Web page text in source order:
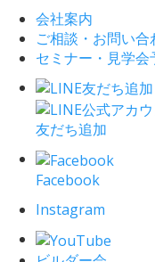
会社案内
ご相談・お問い合
セミナー・見学会
友だち追加
Facebook
Instagram